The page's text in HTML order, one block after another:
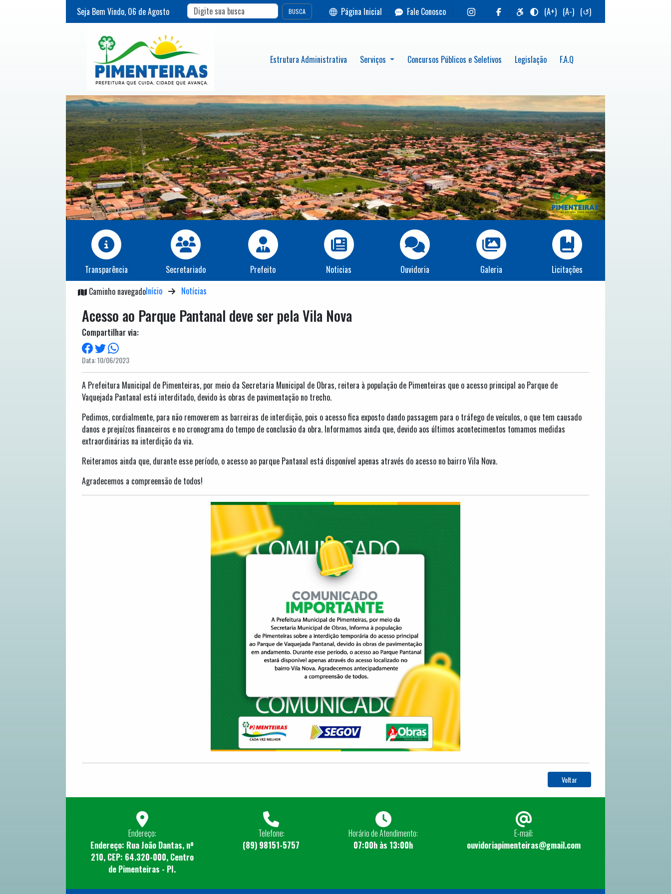
Seja Bem Vindo, 06 deAgosto BUSCA Página Inicial Fale Conosco (A+) (A-) (↺)
Estrutura Administrativa Serviços Concursos Públicos e Seletivos Legislação F.A.Q
Transparência Secretariado Prefeito Noticias Ouvidoria Galeria
Licitações
Caminho navegadoInício Notícias
Acesso ao Parque Pantanal deve ser pela Vila Nova
Compartilhar via:
Data: 10/06/2023
A Prefeitura Municipal de Pimenteiras, por meio da Secretaria Municipal de Obras, reitera à população de Pimenteiras que o acesso principal ao Parque de
Vaquejada Pantanal está interditado, devido às obras de pavimentação no trecho.
Pedimos, cordialmente, para não removerem as barreiras de interdição, pois o acesso fica exposto dando passagem para o tráfego de veículos, o que tem causado
danos e prejuízos financeiros e no cronograma do tempo de conclusão da obra. Informamos ainda que, devido aos últimos acontecimentos tomamos medidas
extraordinárias na interdição da via.
Reiteramos ainda que, durante esse período, o acesso ao parque Pantanal está disponível apenas através do acesso no bairro Vila Nova.
Agradecemos a compreensão de todos!
Voltar
Endereço:
Endereço: Rua João Dantas, nº
210, CEP: 64.320-000, Centro
de Pimenteiras - PI.
Telefone:
(89) 98151-5757
Horário de Atendimento:
07:00h às 13:00h
E-mail:
ouvidoriapimenteiras@gmail.com